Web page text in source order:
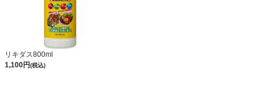
リキダス800ml
1,100
(税込)